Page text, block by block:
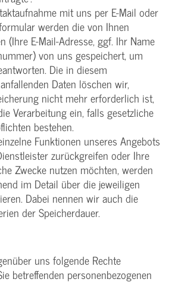
mit uns per E-Mail oder
werden die von Ihnen
(Ihre E-Mail-Adresse, ggf. Ihr Name
von uns gespeichert, um
Die in diesem
Daten löschen wir,
nicht mehr erforderlich ist,
Verarbeitung ein, falls gesetzliche
bestehen.
Funktionen unseres Angebots
zurückgreifen oder Ihre
Zwecke nutzen möchten, werden
im Detail über die jeweiligen
Dabei nennen wir auch die
der Speicherdauer.
uns folgende Rechte
betreffenden personenbezogenen